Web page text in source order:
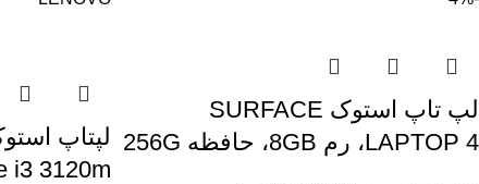
لپ تاپ استوک SURFACE
LAPTOP 4، رم 8GB، حافظه 256G